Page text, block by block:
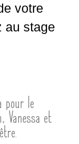
votre
au stage
pour le
Vanessa et